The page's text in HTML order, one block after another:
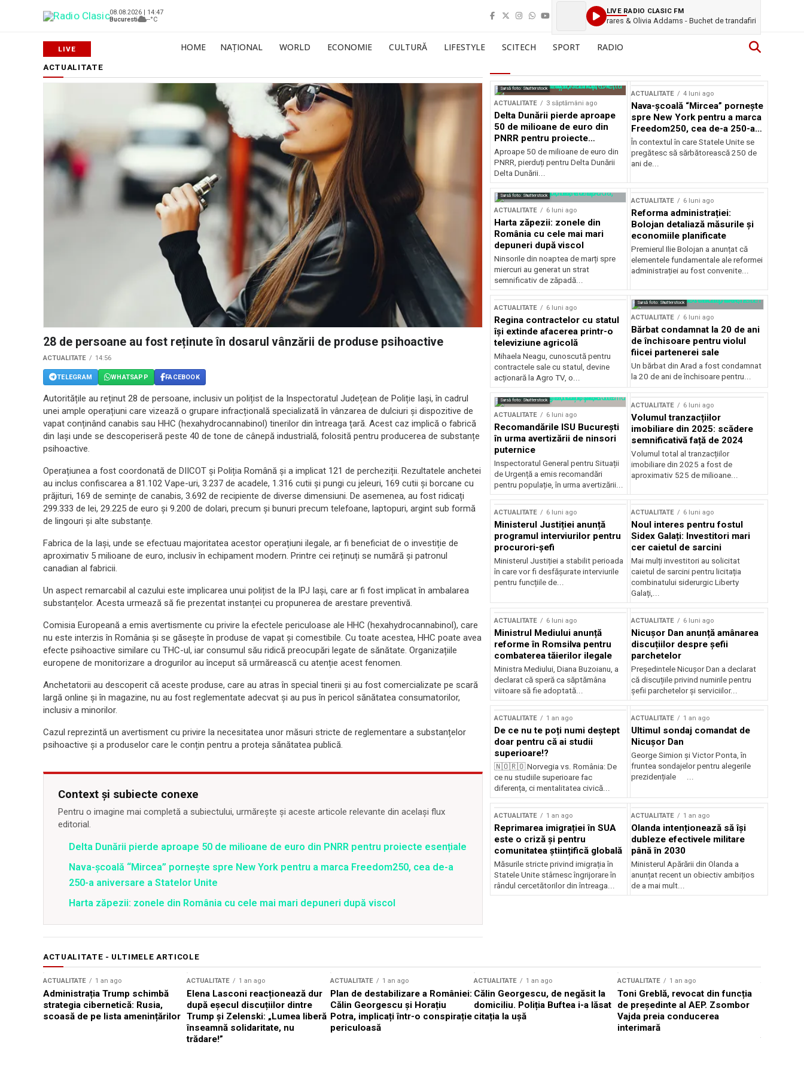
08.08.2026 | 14:47
Bucuresti
--°C
LIVE RADIO CLASIC FM
rares & Olivia Addams - Buchet de trandafiri
HOME NAȚIONAL WORLD ECONOMIE CULTURĂ LIFESTYLE SCITECH SPORT RADIO
ACTUALITATE
28 de persoane au fost reținute în dosarul vânzării de produse psihoactive
ACTUALITATE 14:56
TELEGRAM WHATSAPP FACEBOOK
Autoritățile au reținut 28 de persoane, inclusiv un polițist de la Inspectoratul Județean de Poliție Iași, în cadrul
unei ample operațiuni care vizează o grupare infracțională specializată în vânzarea de dulciuri și dispozitive de
vapat conținând canabis sau HHC (hexahydrocannabinol) tinerilor din întreaga țară. Acest caz implică o fabrică
din Iași unde se descoperiseră peste 40 de tone de cânepă industrială, folosită pentru producerea de substanțe
psihoactive.
Operațiunea a fost coordonată de DIICOT și Poliția Română și a implicat 121 de percheziții. Rezultatele anchetei
au inclus confiscarea a 81.102 Vape-uri, 3.237 de acadele, 1.316 cutii și pungi cu jeleuri, 169 cutii și borcane cu
prăjituri, 169 de semințe de canabis, 3.692 de recipiente de diverse dimensiuni. De asemenea, au fost ridicați
299.333 de lei, 29.225 de euro și 9.200 de dolari, precum și bunuri precum telefoane, laptopuri, argint sub formă
de lingouri și alte substanțe.
Fabrica de la Iași, unde se efectuau majoritatea acestor operațiuni ilegale, ar fi beneficiat de o investiție de
aproximativ 5 milioane de euro, inclusiv în echipament modern. Printre cei reținuți se numără și patronul
canadian al fabricii.
Un aspect remarcabil al cazului este implicarea unui polițist de la IPJ Iași, care ar fi fost implicat în ambalarea
substanțelor. Acesta urmează să fie prezentat instanței cu propunerea de arestare preventivă.
Comisia Europeană a emis avertismente cu privire la efectele periculoase ale HHC (hexahydrocannabinol), care
nu este interzis în România și se găsește în produse de vapat și comestibile. Cu toate acestea, HHC poate avea
efecte psihoactive similare cu THC-ul, iar consumul său ridică preocupări legate de sănătate. Organizațiile
europene de monitorizare a drogurilor au început să urmărească cu atenție acest fenomen.
Anchetatorii au descoperit că aceste produse, care au atras în special tinerii și au fost comercializate pe scară
largă online și în magazine, nu au fost reglementate adecvat și au pus în pericol sănătatea consumatorilor,
inclusiv a minorilor.
Cazul reprezintă un avertisment cu privire la necesitatea unor măsuri stricte de reglementare a substanțelor
psihoactive și a produselor care le conțin pentru a proteja sănătatea publică.
Context și subiecte conexe
Pentru o imagine mai completă a subiectului, urmărește și aceste articole relevante din același flux
editorial.
Delta Dunării pierde aproape 50 de milioane de euro din PNRR pentru proiecte esențiale
Nava-școală “Mircea” pornește spre New York pentru a marca Freedom250, cea de-a
250-a aniversare a Statelor Unite
Harta zăpezii: zonele din România cu cele mai mari depuneri după viscol
Sursă foto: Shutterstock
ACTUALITATE 3 săptămâni ago
Delta Dunării pierde aproape
50 de milioane de euro din
PNRR pentru proiecte
esențiale
Aproape 50 de milioane de euro din
PNRR, pierduți pentru Delta Dunării
Delta Dunării...
ACTUALITATE 4 luni ago
Nava-școală “Mircea” pornește
spre New York pentru a marca
Freedom250, cea de-a 250-a
aniversare a Statelor Unite
În contextul în care Statele Unite se
pregătesc să sărbătorească 250 de
ani de...
Sursă foto: Shutterstock
ACTUALITATE 6 luni ago
Harta zăpezii: zonele din
România cu cele mai mari
depuneri după viscol
Ninsorile din noaptea de marți spre
miercuri au generat un strat
semnificativ de zăpadă...
ACTUALITATE 6 luni ago
Reforma administrației:
Bolojan detaliază măsurile și
economiile planificate
Premierul Ilie Bolojan a anunțat că
elementele fundamentale ale reformei
administrației au fost convenite...
ACTUALITATE 6 luni ago
Regina contractelor cu statul
își extinde afacerea printr-o
televiziune agricolă
Mihaela Neagu, cunoscută pentru
contractele sale cu statul, devine
acționară la Agro TV, o...
Sursă foto: Shutterstock
ACTUALITATE 6 luni ago
Bărbat condamnat la 20 de ani
de închisoare pentru violul
fiicei partenerei sale
Un bărbat din Arad a fost condamnat
la 20 de ani de închisoare pentru...
Sursă foto: Shutterstock
ACTUALITATE 6 luni ago
Recomandările ISU București
în urma avertizării de ninsori
puternice
Inspectoratul General pentru Situații
de Urgență a emis recomandări
pentru populație, în urma avertizării...
ACTUALITATE 6 luni ago
Volumul tranzacțiilor
imobiliare din 2025: scădere
semnificativă față de 2024
Volumul total al tranzacțiilor
imobiliare din 2025 a fost de
aproximativ 525 de milioane...
ACTUALITATE 6 luni ago
Ministerul Justiției anunță
programul interviurilor pentru
procurori-șefi
Ministerul Justiției a stabilit perioada
în care vor fi desfășurate interviurile
pentru funcțiile de...
ACTUALITATE 6 luni ago
Noul interes pentru fostul
Sidex Galați: Investitori mari
cer caietul de sarcini
Mai mulți investitori au solicitat
caietul de sarcini pentru licitația
combinatului siderurgic Liberty
Galați,...
ACTUALITATE 6 luni ago
Ministrul Mediului anunță
reforme în Romsilva pentru
combaterea tăierilor ilegale
Ministra Mediului, Diana Buzoianu, a
declarat că speră ca săptămâna
viitoare să fie adoptată...
ACTUALITATE 6 luni ago
Nicușor Dan anunță amânarea
discuțiilor despre șefii
parchetelor
Președintele Nicușor Dan a declarat
că discuțiile privind numirile pentru
șefii parchetelor și serviciilor...
ACTUALITATE 1 an ago
De ce nu te poți numi deștept
doar pentru că ai studii
superioare!?
🇳🇴🇷🇴 Norvegia vs. România: De
ce nu studiile superioare fac
diferența, ci mentalitatea civică...
ACTUALITATE 1 an ago
Ultimul sondaj comandat de
Nicușor Dan
George Simion și Victor Ponta, în
fruntea sondajelor pentru alegerile
prezidențiale ...
ACTUALITATE 1 an ago
Reprimarea imigrației în SUA
este o criză și pentru
comunitatea științifică globală
Măsurile stricte privind imigrația în
Statele Unite stârnesc îngrijorare în
rândul cercetătorilor din întreaga...
ACTUALITATE 1 an ago
Olanda intenționează să își
dubleze efectivele militare
până în 2030
Ministerul Apărării din Olanda a
anunțat recent un obiectiv ambițios
de a mai mult...
ACTUALITATE - ULTIMELE ARTICOLE
ACTUALITATE 1 an ago
Administrația Trump schimbă
strategia cibernetică: Rusia,
scoasă de pe lista amenințărilor
ACTUALITATE 1 an ago
Elena Lasconi reacționează dur
după eșecul discuțiilor dintre
Trump și Zelenski: „Lumea liberă
înseamnă solidaritate, nu
trădare!”
ACTUALITATE 1 an ago
Plan de destabilizare a României:
Călin Georgescu și Horațiu
Potra, implicați într-o conspirație
periculoasă
ACTUALITATE 1 an ago
Călin Georgescu, de negăsit la
domiciliu. Poliția Buftea i-a lăsat
citația la ușă
ACTUALITATE 1 an ago
Toni Greblă, revocat din funcția
de președinte al AEP. Zsombor
Vajda preia conducerea
interimară